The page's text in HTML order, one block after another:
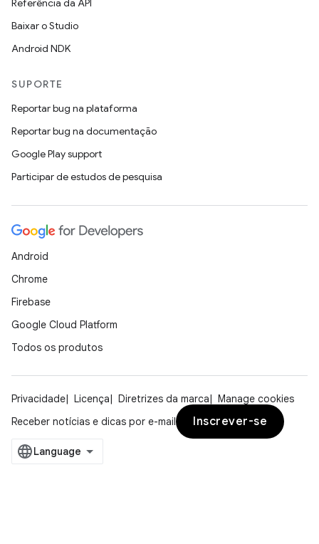
Referência da API
Baixar o Studio
Android NDK
SUPORTE
Reportar bug na plataforma
Reportar bug na documentação
Google Play support
Participar de estudos de pesquisa
Android
Chrome
Firebase
Google Cloud Platform
Todos os produtos
Privacidade Licença Diretrizes da marca
Manage cookies
Receber notícias e dicas por e-mail
Inscrever-se